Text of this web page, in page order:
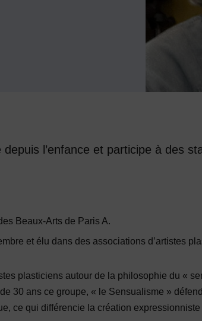
l’enfance et participe à des
Beaux-Arts de Paris A.
et élu dans des associations d’artistes
plasticiens autour de la philosophie du «
30 ans ce groupe, « le Sensualisme »
ce qui différencie la création